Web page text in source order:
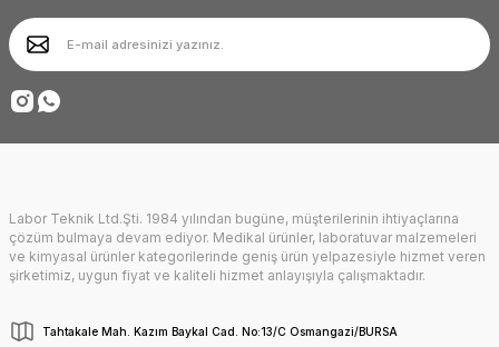
Ürün fiyatı diğer sitelerden daha pahalı.
Bu ürüne benzer farklı alternatifler olmalı.
Gönder
Deneyimini Paylaş
Labor Teknik Ltd.Şti. 1984 yılından bugüne, müşterilerinin ihtiyaçlarına
çözüm bulmaya devam ediyor. Medikal ürünler, laboratuvar malzemeleri
ve kimyasal ürünler kategorilerinde geniş ürün yelpazesiyle hizmet veren
şirketimiz, uygun fiyat ve kaliteli hizmet anlayışıyla çalışmaktadır.
Tahtakale Mah. Kazım Baykal Cad. No:13/C Osmangazi/BURSA